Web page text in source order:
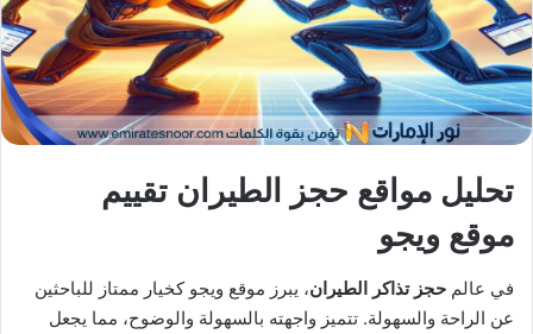
ا
إ
ل
ك
ت
و
تحليل مواقع حجز الطيران تقييم
موقع ويجو
في عالم حجز تذاكر الطيران، يبرز موقع ويجو كخيار ممتاز للباحثين
عن الراحة والسهولة. تتميز واجهته بالسهولة والوضوح، مما يجعل